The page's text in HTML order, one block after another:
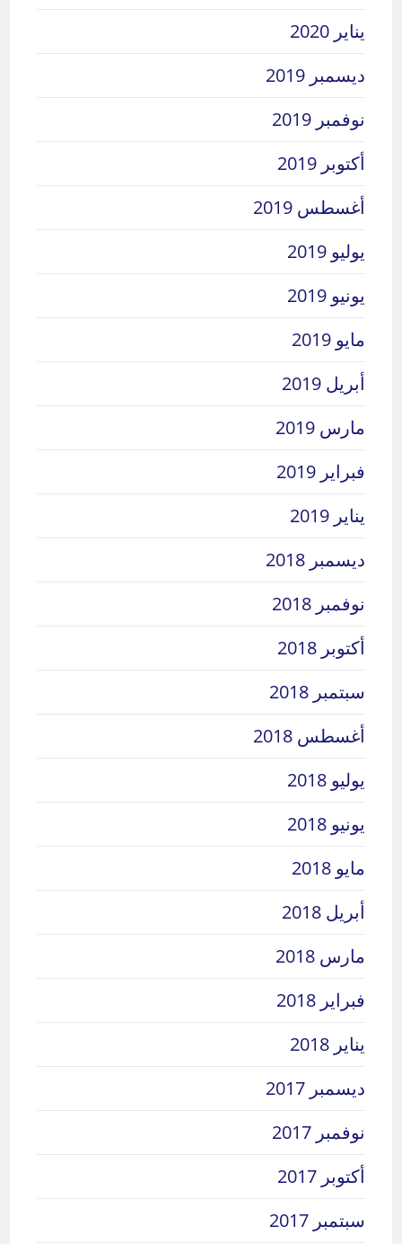
يناير 2020
ديسمبر 2019
نوفمبر 2019
أكتوبر 2019
أغسطس 2019
يوليو 2019
يونيو 2019
مايو 2019
أبريل 2019
مارس 2019
فبراير 2019
يناير 2019
ديسمبر 2018
نوفمبر 2018
أكتوبر 2018
سبتمبر 2018
أغسطس 2018
يوليو 2018
يونيو 2018
مايو 2018
أبريل 2018
مارس 2018
فبراير 2018
يناير 2018
ديسمبر 2017
نوفمبر 2017
أكتوبر 2017
سبتمبر 2017